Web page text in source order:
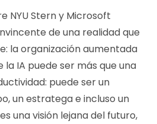
NYU Stern y Microsoft
de una realidad que
la organización aumentada
la IA puede ser más que una
puede ser un
un estratega e incluso un
una visión lejana del futuro,